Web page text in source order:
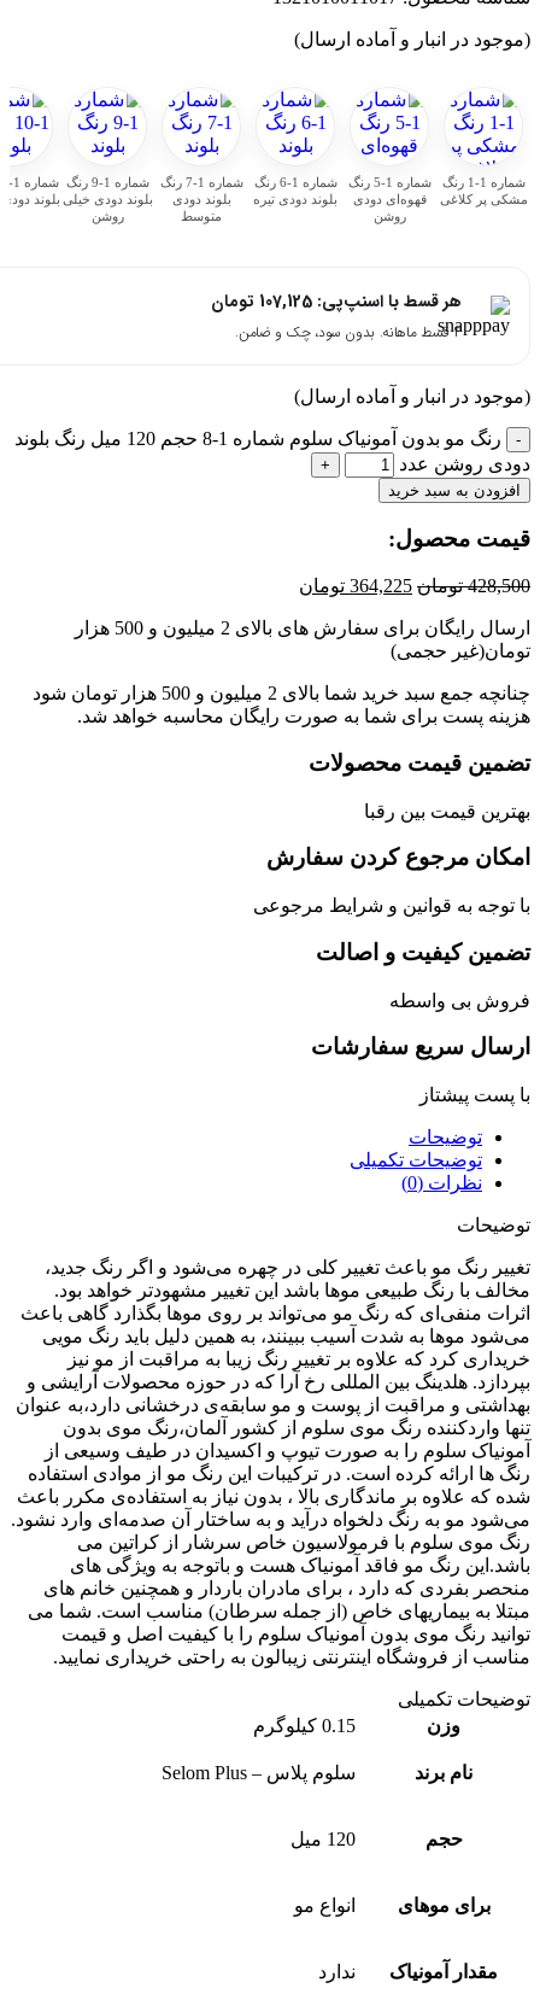
در انبار و آماده ارسال)
شماره 1-1 رنگ
پر کلاغی
شماره 1-5 رنگ
قهوه‌ای دودی
روشن
شماره 1-6 رنگ
بلوند دودی تیره
شماره 1-7 رنگ
بلوند دودی
متوسط
شماره 1-9 رنگ
بلوند دودی خیلی
روشن
شماره 1-10 رنگ
بلوند دودی
هر قسط با اسنپ‌پی:107,125تومان
۴ قسط ماهانه. بدون سود، چک و ضامن.
در انبار و آماده ارسال)
رنگ مو بدون آمونیاک سلوم شماره 1-8 حجم 120 میل رنگ بلوند
روشن عدد
به سبد خرید
محصول:​
تومان 364,225 تومان
ارسال رایگان برای سفارش های بالای 2 میلیون و 500 هزار
حجمی)
چنانچه جمع سبد خرید شما بالای 2 میلیون و 500 هزار تومان شود
پست برای شما به صورت رایگان محاسبه خواهد شد.
قیمت محصولات
قیمت بین رقبا
مرجوع کردن سفارش
به قوانین و شرایط مرجوعی
کیفیت و اصالت
بی واسطه
سریع سفارشات
پیشتاز
توضیحات
توضیحات تکمیلی
نظرات (0)
رنگ مو باعث تغییر کلی در چهره ‌می‌شود و اگر رنگ جدید،
با رنگ طبیعی مو‌ها باشد این تغییر مشهود‌تر خواهد بود.
منفی‌ای که رنگ مو می‌تواند بر روی موها بگذارد گاهی باعث
موها به شدت آسیب ببینند، به همین دلیل باید رنگ مویی
کرد که علاوه بر تغییر رنگ زیبا به مراقبت از مو نیز
هلدینگ بین المللی رخ آرا که در حوزه محصولات آرایشی و
و مراقبت از پوست و مو سابقه‌ی درخشانی دارد،به عنوان
واردکننده رنگ موی سلوم از کشور آلمان،رنگ موی بدون
سلوم را به صورت تیوپ و اکسیدان در طیف وسیعی از
ها ارائه کرده است. در ترکیبات این رنگ مو از موادی استفاده
که علاوه بر ماندگاری بالا ، بدون نیاز به استفاده‌ی مکرر باعث
مو به رنگ دلخواه در‌آید و به ساختار آن صدمه‌ای وارد نشود.
موی سلوم با فرمولاسیون خاص سرشار از کراتین می
رنگ مو فاقد آمونیاک هست و باتوجه به ویژگی های
بفردی که دارد ، برای مادران باردار و همچنین خانم های
به بیماریهای خاص (از جمله سرطان) مناسب است. شما می
رنگ موی بدون آمونیاک سلوم را با کیفیت اصل و قیمت
از فروشگاه اینترنتی زیبالون به راحتی خریداری نمایید.
تکمیلی
وزن
0.15 کیلوگرم
نام برند سلوم پلاس – Selom Plus
حجم
برای موهای انواع مو
مقدار آمونیاک ندارد